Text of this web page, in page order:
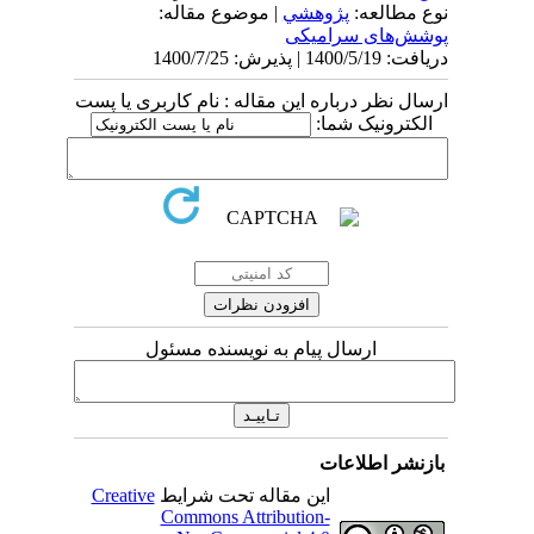
نوع مطالعه:پژوهشي| موضوع مقاله:
پوشش‌های سرامیکی
دریافت: 1400/5/19 | پذیرش: 1400/7/25
ارسال نظر درباره این مقاله : نام کاربری یا پست
الکترونیک شما:
ارسال پیام به نویسنده مسئول
بازنشر اطلاعات
این مقاله تحت شرایطCreative
Commons Attribution-